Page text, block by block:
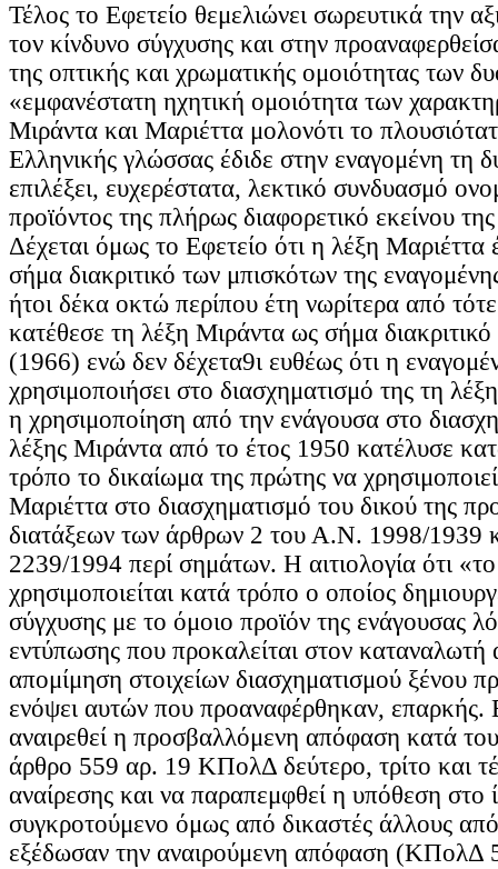
Τέλος το Εφετείο θεμελιώνει σωρευτικά την
τον κίνδυνο σύγχυσης και στην
της οπτικής και χρωματικής ομοιότητας των
«εμφανέστατη ηχητική ομοιότητα των
Μιράντα και Μαριέττα μολονότι το
Ελληνικής γλώσσας έδιδε στην εναγομένη τη
επιλέξει, ευχερέστατα, λεκτικό συνδυασμό
προϊόντος της πλήρως διαφορετικό εκείνου
Δέχεται όμως το Εφετείο ότι η λέξη Μαριέττα
σήμα διακριτικό των μπισκότων της
ήτοι δέκα οκτώ περίπου έτη νωρίτερα από
κατέθεσε τη λέξη Μιράντα ως σήμα
(1966) ενώ δεν δέχετα9ι ευθέως ότι η
χρησιμοποιήσει στο διασχηματισμό της τη
η χρησιμοποίηση από την ενάγουσα στο
λέξης Μιράντα από το έτος 1950 κατέλυσε
τρόπο το δικαίωμα της πρώτης να
Μαριέττα στο διασχηματισμό του δικού της
διατάξεων των άρθρων 2 του Α.Ν. 1998/1939
2239/1994 περί σημάτων. Η αιτιολογία ότι
χρησιμοποιείται κατά τρόπο ο οποίος
σύγχυσης με το όμοιο προϊόν της ενάγουσας
εντύπωσης που προκαλείται στον
απομίμηση στοιχείων διασχηματισμού ξένου
ενόψει αυτών που προαναφέρθηκαν, επαρκής.
αναιρεθεί η προσβαλλόμενη απόφαση κατά
άρθρο 559 αρ. 19 ΚΠολΔ δεύτερο, τρίτο και
αναίρεσης και να παραπεμφθεί η υπόθεση στο
συγκροτούμενο όμως από δικαστές άλλους
εξέδωσαν την αναιρούμενη απόφαση (ΚΠολΔ